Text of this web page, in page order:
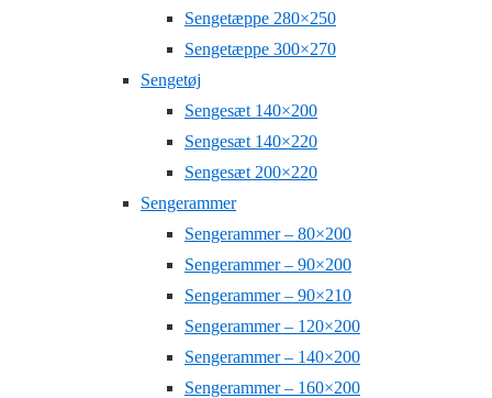
Sengetæppe 280×250
Sengetæppe 300×270
Sengetøj
Sengesæt 140×200
Sengesæt 140×220
Sengesæt 200×220
Sengerammer
Sengerammer – 80×200
Sengerammer – 90×200
Sengerammer – 90×210
Sengerammer – 120×200
Sengerammer – 140×200
Sengerammer – 160×200